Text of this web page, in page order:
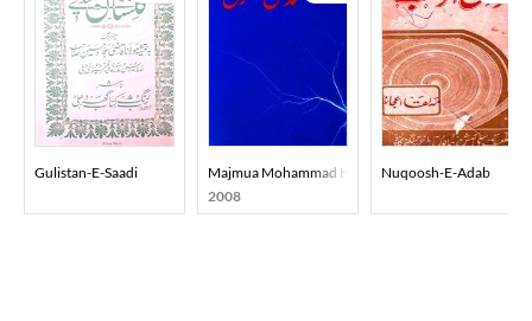
Gulistan-E-Saadi
Majmua Mohammad Hasan Askari
2008
Nuqoosh-E-Adab